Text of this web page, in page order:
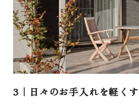
3｜日々のお手入れを軽く